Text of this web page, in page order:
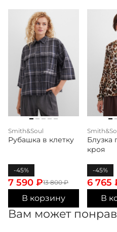
Smith&Soul
Рубашка в клетку
-45%
13 800₽
7 590 ₽
В корзину
Блузка
кроя
-45%
6 765
В
Вам может